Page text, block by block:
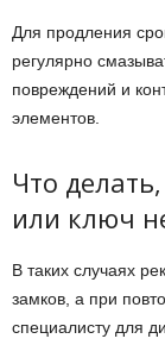
Для продления
регулярно
повреждений и
элементов.
Что
или ключ
В таких случаях
замков, а при
специалисту для